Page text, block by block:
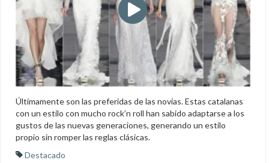
Últimamente son las preferidas de las novias. Estas catalanas
con un estilo con mucho rock’n roll han sabido adaptarse a los
gustos de las nuevas generaciones, generando un estilo
propio sin romper las reglas clásicas.
Destacado